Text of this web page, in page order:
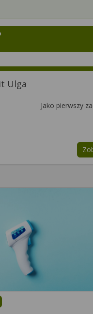
Ulga
Jako pierwszy